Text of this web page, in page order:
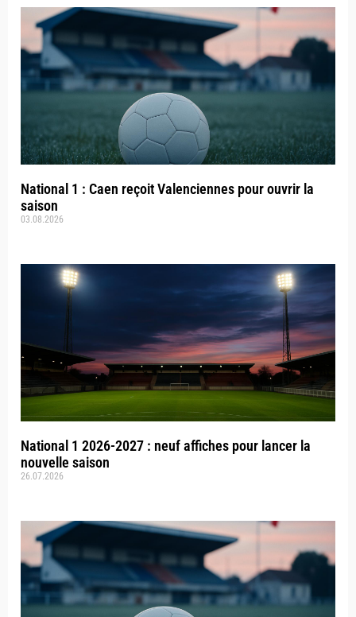
National 1 : Caen reçoit Valenciennes pour ouvrir la
saison
03.08.2026
National 1 2026-2027 : neuf affiches pour lancer la
nouvelle saison
26.07.2026